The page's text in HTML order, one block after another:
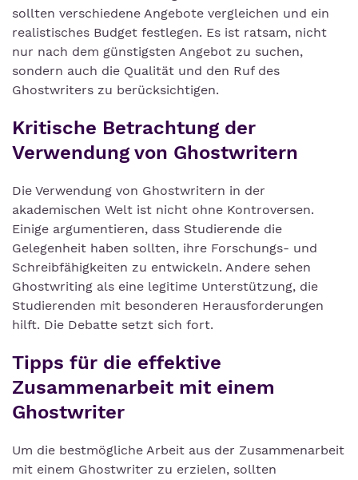
sollten verschiedene Angebote vergleichen und ein
realistisches Budget festlegen. Es ist ratsam, nicht
nur nach dem günstigsten Angebot zu suchen,
sondern auch die Qualität und den Ruf des
Ghostwriters zu berücksichtigen.
Kritische Betrachtung der
Verwendung von Ghostwritern
Die Verwendung von Ghostwritern in der
akademischen Welt ist nicht ohne Kontroversen.
Einige argumentieren, dass Studierende die
Gelegenheit haben sollten, ihre Forschungs- und
Schreibfähigkeiten zu entwickeln. Andere sehen
Ghostwriting als eine legitime Unterstützung, die
Studierenden mit besonderen Herausforderungen
hilft. Die Debatte setzt sich fort.
Tipps für die effektive
Zusammenarbeit mit einem
Ghostwriter
Um die bestmögliche Arbeit aus der Zusammenarbeit
mit einem Ghostwriter zu erzielen, sollten